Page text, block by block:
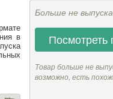
в
Больше не
Посмотреть
Товар больше не
возможно, есть